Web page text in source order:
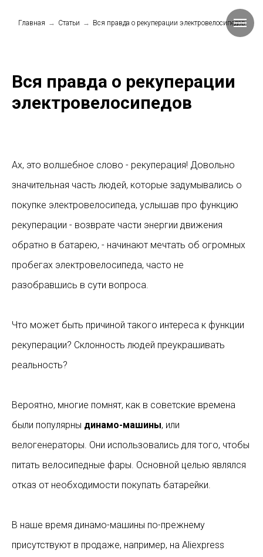
Главная → Статьи → Вся правда о рекуперации электровелосипедов
Вся правда о рекуперации
электровелосипедов
Ах, это волшебное слово - рекуперация! Довольно
значительная часть людей, которые задумывались о
покупке электровелосипеда, услышав про функцию
рекуперации - возврате части энергии движения
обратно в батарею, - начинают мечтать об огромных
пробегах электровелосипеда, часто не
разобравшись в сути вопроса.
Что может быть причиной такого интереса к функции
рекуперации? Склонность людей преукрашивать
реальность?
Вероятно, многие помнят, как в советские времена
были популярны динамо-машины, или
велогенераторы. Они использовались для того, чтобы
питать велосипедные фары. Основной целью являлся
отказ от необходимости покупать батарейки.
В наше время динамо-машины по-прежнему
присутствуют в продаже, например, на Aliexpress